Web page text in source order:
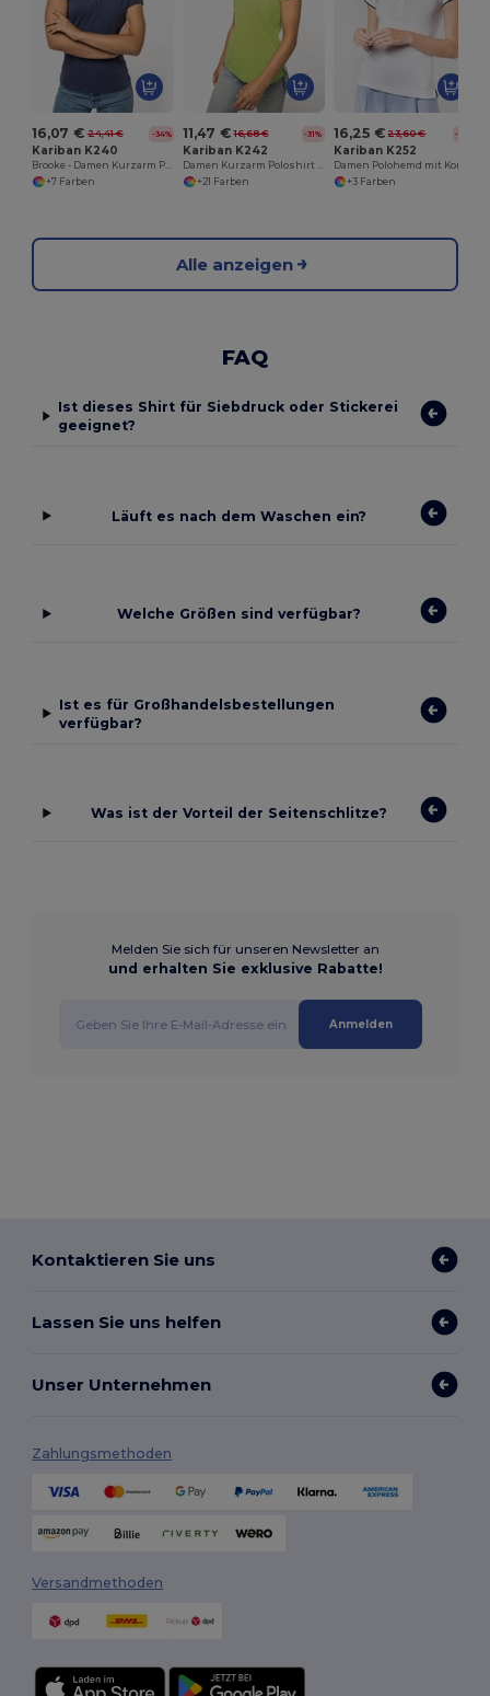
16,07 € 24,41 € -34%
Kariban K240
Brooke - Damen Kurzarm Poloshirt
+7 Farben
11,47 € 16,68 € -31%
Kariban K242
Damen Kurzarm Poloshirt Pique
+21 Farben
16,25 € 23,60 € -31%
Kariban K252
+3 Farben
Alle anzeigen
FAQ
Ist dieses Shirt für Siebdruck oder Stickerei
geeignet?
Läuft es nach dem Waschen ein?
Welche Größen sind verfügbar?
Ist es für Großhandelsbestellungen
verfügbar?
Was ist der Vorteil der Seitenschlitze?
Melden Sie sich für unseren Newsletter an
und erhalten Sie exklusive Rabatte!
Anmelden
Kontaktieren Sie uns
Lassen Sie uns helfen
Unser Unternehmen
Zahlungsmethoden
Versandmethoden